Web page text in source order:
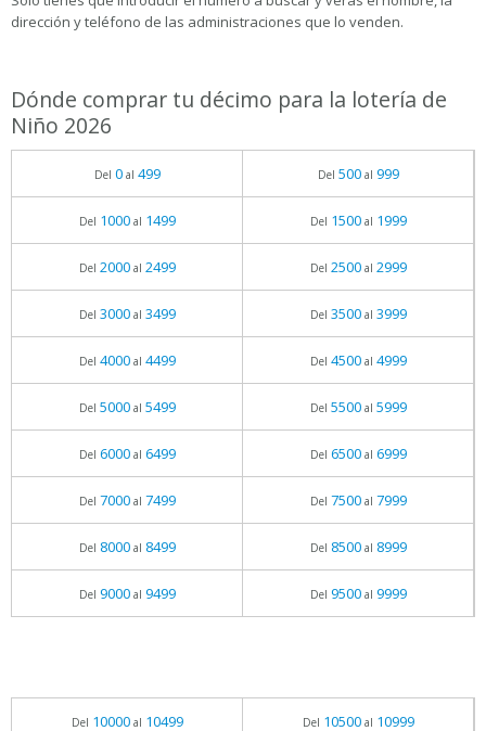
dirección y teléfono de las administraciones que lo venden.
Dónde comprar tu décimo para la lotería de
Niño 2026
Del 0al 499 Del 500al 999
Del 1000al 1499 Del 1500al 1999
Del 2000al 2499 Del 2500al 2999
Del 3000al 3499 Del 3500al 3999
Del 4000al 4499 Del 4500al 4999
Del 5000al 5499 Del 5500al 5999
Del 6000al 6499 Del 6500al 6999
Del 7000al 7499 Del 7500al 7999
Del 8000al 8499 Del 8500al 8999
Del 9000al 9499 Del 9500al 9999
Del 10000al 10499 Del 10500al 10999